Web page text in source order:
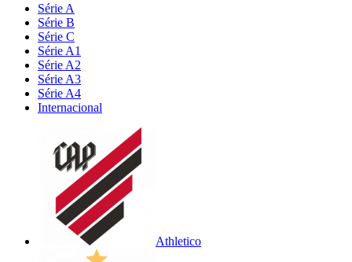
Série A
Série B
Série C
Série A1
Série A2
Série A3
Série A4
Internacional
Athletico